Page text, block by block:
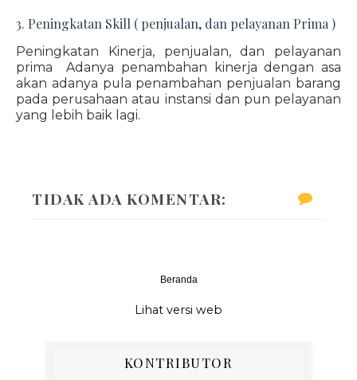
3. Peningkatan Skill ( penjualan, dan pelayanan Prima )
Peningkatan Kinerja, penjualan, dan pelayanan
prima Adanya penambahan kinerja dengan asa
akan adanya pula penambahan penjualan barang
pada perusahaan atau instansi dan pun pelayanan
yang lebih baik lagi.
TIDAK ADA KOMENTAR:
Beranda
Lihat versi web
KONTRIBUTOR